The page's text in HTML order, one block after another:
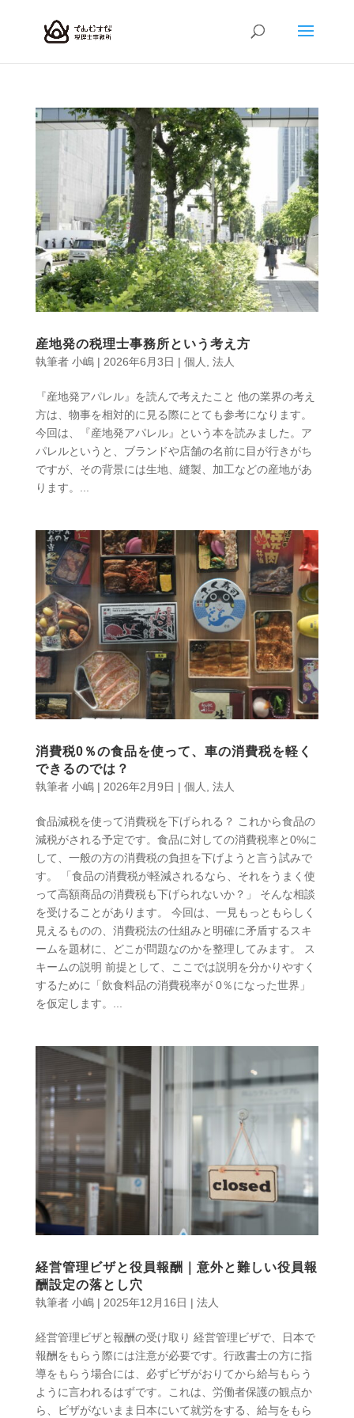
産地発の税理士事務所という考え方
執筆者 小嶋| 2026年6月3日 | 個人, 法人
『産地発アパレル』を読んで考えたこと 他の業界の考え
方は、物事を相対的に見る際にとても参考になります。
今回は、『産地発アパレル』という本を読みました。ア
パレルというと、ブランドや店舗の名前に目が行きがち
ですが、その背景には生地、縫製、加工などの産地があ
ります。...
消費税0％の食品を使って、車の消費税を軽く
できるのでは？
執筆者 小嶋| 2026年2月9日 | 個人, 法人
食品減税を使って消費税を下げられる？ これから食品の
減税がされる予定です。食品に対しての消費税率と0%に
して、一般の方の消費税の負担を下げようと言う試みで
す。 「食品の消費税が軽減されるなら、それをうまく使
って高額商品の消費税も下げられないか？」 そんな相談
を受けることがあります。 今回は、一見もっともらしく
見えるものの、消費税法の仕組みと明確に矛盾するスキ
ームを題材に、どこが問題なのかを整理してみます。 ス
キームの説明 前提として、ここでは説明を分かりやすく
するために「飲食料品の消費税率が 0％になった世界」
を仮定します。...
経営管理ビザと役員報酬｜意外と難しい役員報
酬設定の落とし穴
執筆者 小嶋| 2025年12月16日 | 法人
経営管理ビザと報酬の受け取り 経営管理ビザで、日本で
報酬をもらう際には注意が必要です。行政書士の方に指
導をもらう場合には、必ずビザがおりてから給与もらう
ように言われるはずです。これは、労働者保護の観点か
ら、ビザがないまま日本にいて就労をする、給与をもら